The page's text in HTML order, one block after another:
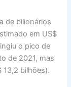
de bilionários
em US$
o pico de
de 2021, mas
13,2 bilhões).